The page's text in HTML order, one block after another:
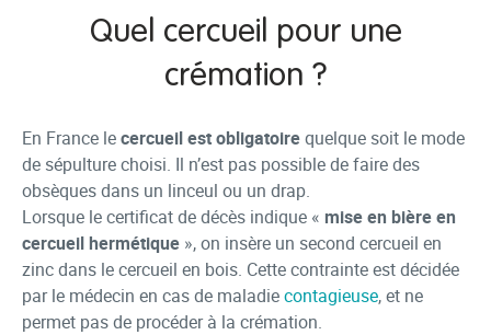
Quel cercueil pour une
crémation ?
En France lecercueil est obligatoirequelque soit le mode
de sépulture choisi. Il n’est pas possible de faire des
obsèques dans un linceul ou un drap.
Lorsque le certificat de décès indique « mise en bière en
cercueil hermétique », on insère un second cercueil en
zinc dans le cercueil en bois. Cette contrainte est décidée
par le médecin en cas de maladiecontagieuse, et ne
permet pas de procéder à la crémation.